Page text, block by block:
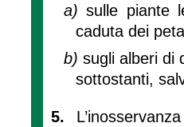
a)sulle piante
caduta dei
b) sugli alberi di
sottostanti,
5.